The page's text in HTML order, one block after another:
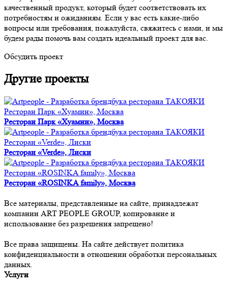
качественный продукт, который будет соответствовать их
потребностям и ожиданиям. Если у вас есть какие-либо
вопросы или требования, пожалуйста, свяжитесь с нами, и мы
будем рады помочь вам создать идеальный проект для вас.
Обсудить проект
Другие проекты
Ресторан Парк «Хуамин», Москва
Ресторан Парк «Хуамин», Москва
Ресторан «Verde», Лиски
Ресторан «Verde», Лиски
Ресторан «ROSINKA family», Москва
Ресторан «ROSINKA family», Москва
Все материалы, представленные на сайте, принадлежат
компании ART PEOPLE GROUP, копирование и
использование без разрешения запрещено!
Все права защищены. На сайте действует политика
конфиденциальности в отношении обработки персональных
данных.
Услуги